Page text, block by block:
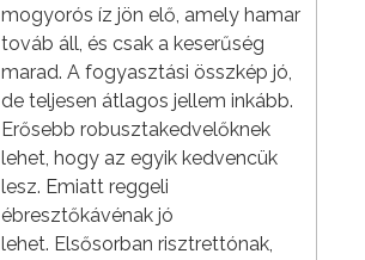
mogyorós íz jön elő, amely hamar
továb áll, és csak a keserűség
marad. A fogyasztási összkép jó,
de teljesen átlagos jellem inkább.
Erősebb robusztakedvelőknek
lehet, hogy az egyik kedvencük
lesz. Emiatt reggeli
ébresztőkávénak jó
lehet. Elsősorban risztrettónak,